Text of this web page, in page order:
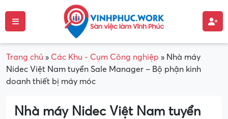
Trang chủ » Các Khu - Cụm Công nghiệp » Nhà máy
Nidec Việt Nam tuyển Sale Manager – Bộ phận kinh
doanh thiết bị máy móc
Nhà máy Nidec Việt Nam tuyển